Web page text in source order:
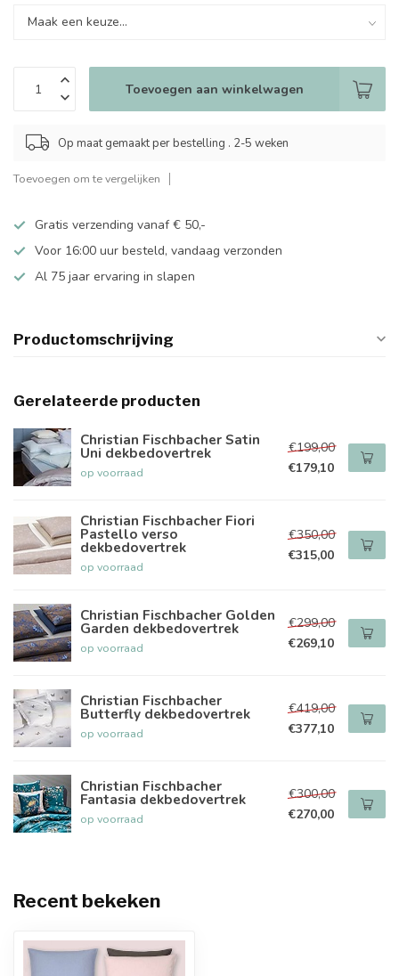
Toevoegen aan winkelwagen
Op maat gemaakt per bestelling . 2-5 weken
Toevoegen om te vergelijken
Gratis verzending vanaf € 50,-
Voor 16:00 uur besteld, vandaag verzonden
Al 75 jaar ervaring in slapen
Productomschrijving
Gerelateerde producten
Christian Fischbacher Satin
Uni dekbedovertrek
op voorraad
€199,00
€179,10
Christian Fischbacher Fiori
Pastello verso
dekbedovertrek
op voorraad
€350,00
€315,00
Christian Fischbacher Golden
Garden dekbedovertrek
op voorraad
€299,00
€269,10
Christian Fischbacher
Butterfly dekbedovertrek
op voorraad
€419,00
€377,10
Christian Fischbacher
Fantasia dekbedovertrek
op voorraad
€300,00
€270,00
Recent bekeken